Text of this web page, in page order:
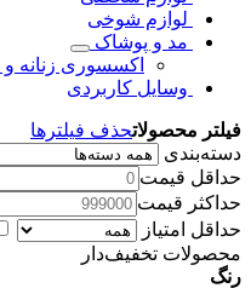
لوازم شوخی
مد و پوشاک
اکسسوری زنانه و
وسایل کاربردی
فیلتر محصولاتحذف فیلترها
دسته‌بندی
حداقل قیمت
حداکثر قیمت
حداقل امتیاز
محصولات تخفیف‌دار
رنگ